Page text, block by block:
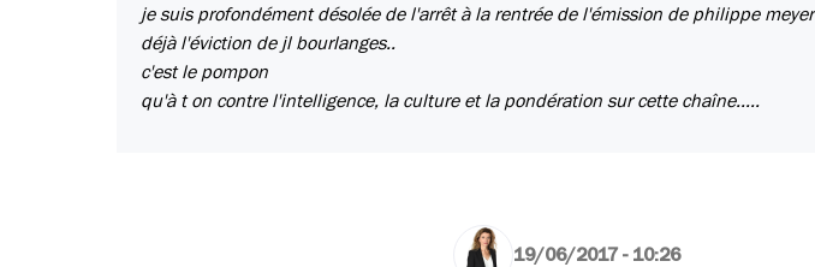
je suis profondément désolée de l'arrêt à la rentrée de l'émission de philippe meyer
déjà l'éviction de jl bourlanges..
c'est le pompon
qu'à t on contre l'intelligence, la culture et la pondération sur cette chaîne.....
19/06/2017 - 10:26